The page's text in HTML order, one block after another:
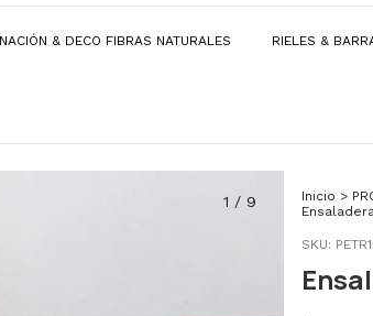
& DECO FIBRAS NATURALES RIELES &
1 / 9 Inicio >
SKU: